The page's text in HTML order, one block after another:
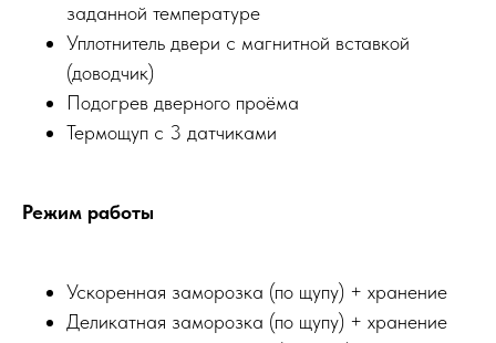
заданной температуре
Уплотнитель двери с магнитной вставкой
(доводчик)
Подогрев дверного проёма
Термощуп с 3 датчиками
Режим работы
Ускоренная заморозка (по щупу) + хранение
Деликатная заморозка (по щупу) + хранение